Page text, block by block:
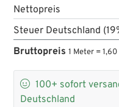
Nettopreis
Steuer Deutschland
Bruttopreis1 Meter =
 100+ sofort
Deutschland